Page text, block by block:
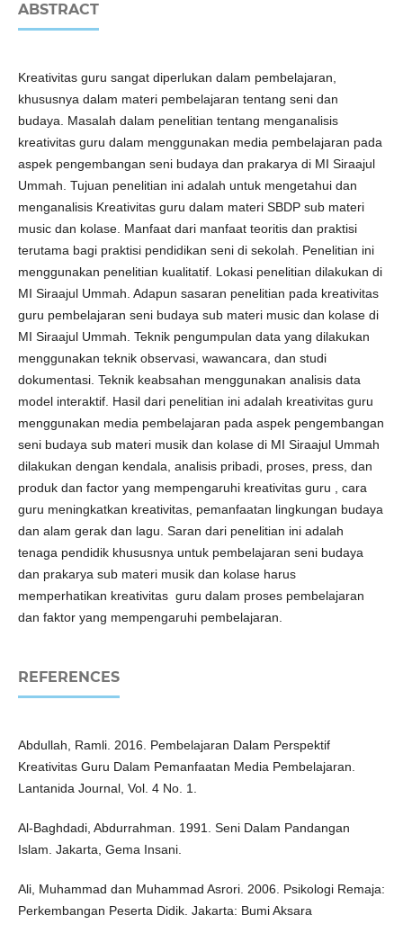
ABSTRACT
Kreativitas guru sangat diperlukan dalam pembelajaran,
khususnya dalam materi pembelajaran tentang seni dan
budaya. Masalah dalam penelitian tentang menganalisis
kreativitas guru dalam menggunakan media pembelajaran pada
aspek pengembangan seni budaya dan prakarya di MI Siraajul
Ummah. Tujuan penelitian ini adalah untuk mengetahui dan
menganalisis Kreativitas guru dalam materi SBDP sub materi
music dan kolase. Manfaat dari manfaat teoritis dan praktisi
terutama bagi praktisi pendidikan seni di sekolah. Penelitian ini
menggunakan penelitian kualitatif. Lokasi penelitian dilakukan di
MI Siraajul Ummah. Adapun sasaran penelitian pada kreativitas
guru pembelajaran seni budaya sub materi music dan kolase di
MI Siraajul Ummah. Teknik pengumpulan data yang dilakukan
menggunakan teknik observasi, wawancara, dan studi
dokumentasi. Teknik keabsahan menggunakan analisis data
model interaktif. Hasil dari penelitian ini adalah kreativitas guru
menggunakan media pembelajaran pada aspek pengembangan
seni budaya sub materi musik dan kolase di MI Siraajul Ummah
dilakukan dengan kendala, analisis pribadi, proses, press, dan
produk dan factor yang mempengaruhi kreativitas guru , cara
guru meningkatkan kreativitas, pemanfaatan lingkungan budaya
dan alam gerak dan lagu. Saran dari penelitian ini adalah
tenaga pendidik khususnya untuk pembelajaran seni budaya
dan prakarya sub materi musik dan kolase harus
memperhatikan kreativitas guru dalam proses pembelajaran
dan faktor yang mempengaruhi pembelajaran.
REFERENCES
Abdullah, Ramli. 2016. Pembelajaran Dalam Perspektif
Kreativitas Guru Dalam Pemanfaatan Media Pembelajaran.
Lantanida Journal, Vol. 4 No. 1.
Al-Baghdadi, Abdurrahman. 1991. Seni Dalam Pandangan
Islam. Jakarta, Gema Insani.
Ali, Muhammad dan Muhammad Asrori. 2006. Psikologi Remaja:
Perkembangan Peserta Didik. Jakarta: Bumi Aksara